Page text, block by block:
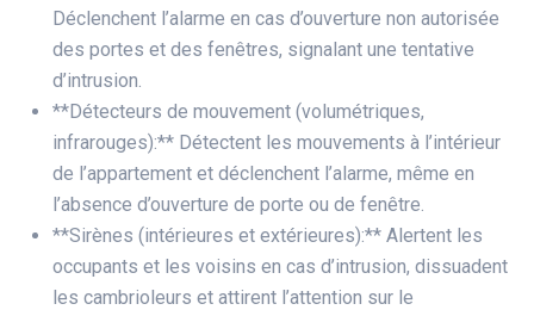
Déclenchent l’alarme en cas d’ouverture non autorisée
des portes et des fenêtres, signalant une tentative
d’intrusion.
**Détecteurs de mouvement (volumétriques,
infrarouges):** Détectent les mouvements à l’intérieur
de l’appartement et déclenchent l’alarme, même en
l’absence d’ouverture de porte ou de fenêtre.
**Sirènes (intérieures et extérieures):** Alertent les
occupants et les voisins en cas d’intrusion, dissuadent
les cambrioleurs et attirent l’attention sur le